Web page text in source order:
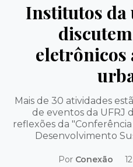
Institutos da
eletrônicos
Mais de 30 atividades
de eventos da UFRJ
reflexões da
Desenvolvimento
Por Conexão